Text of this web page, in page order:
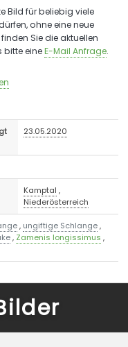
Bild für beliebig viele
ohne eine neue
finden Sie die aktuellen
bitte eineE-Mail Anfrage.
23.05.2020
Kamptal ,
Niederösterreich
, ungiftige Schlange,
, Zamenis longissimus ,